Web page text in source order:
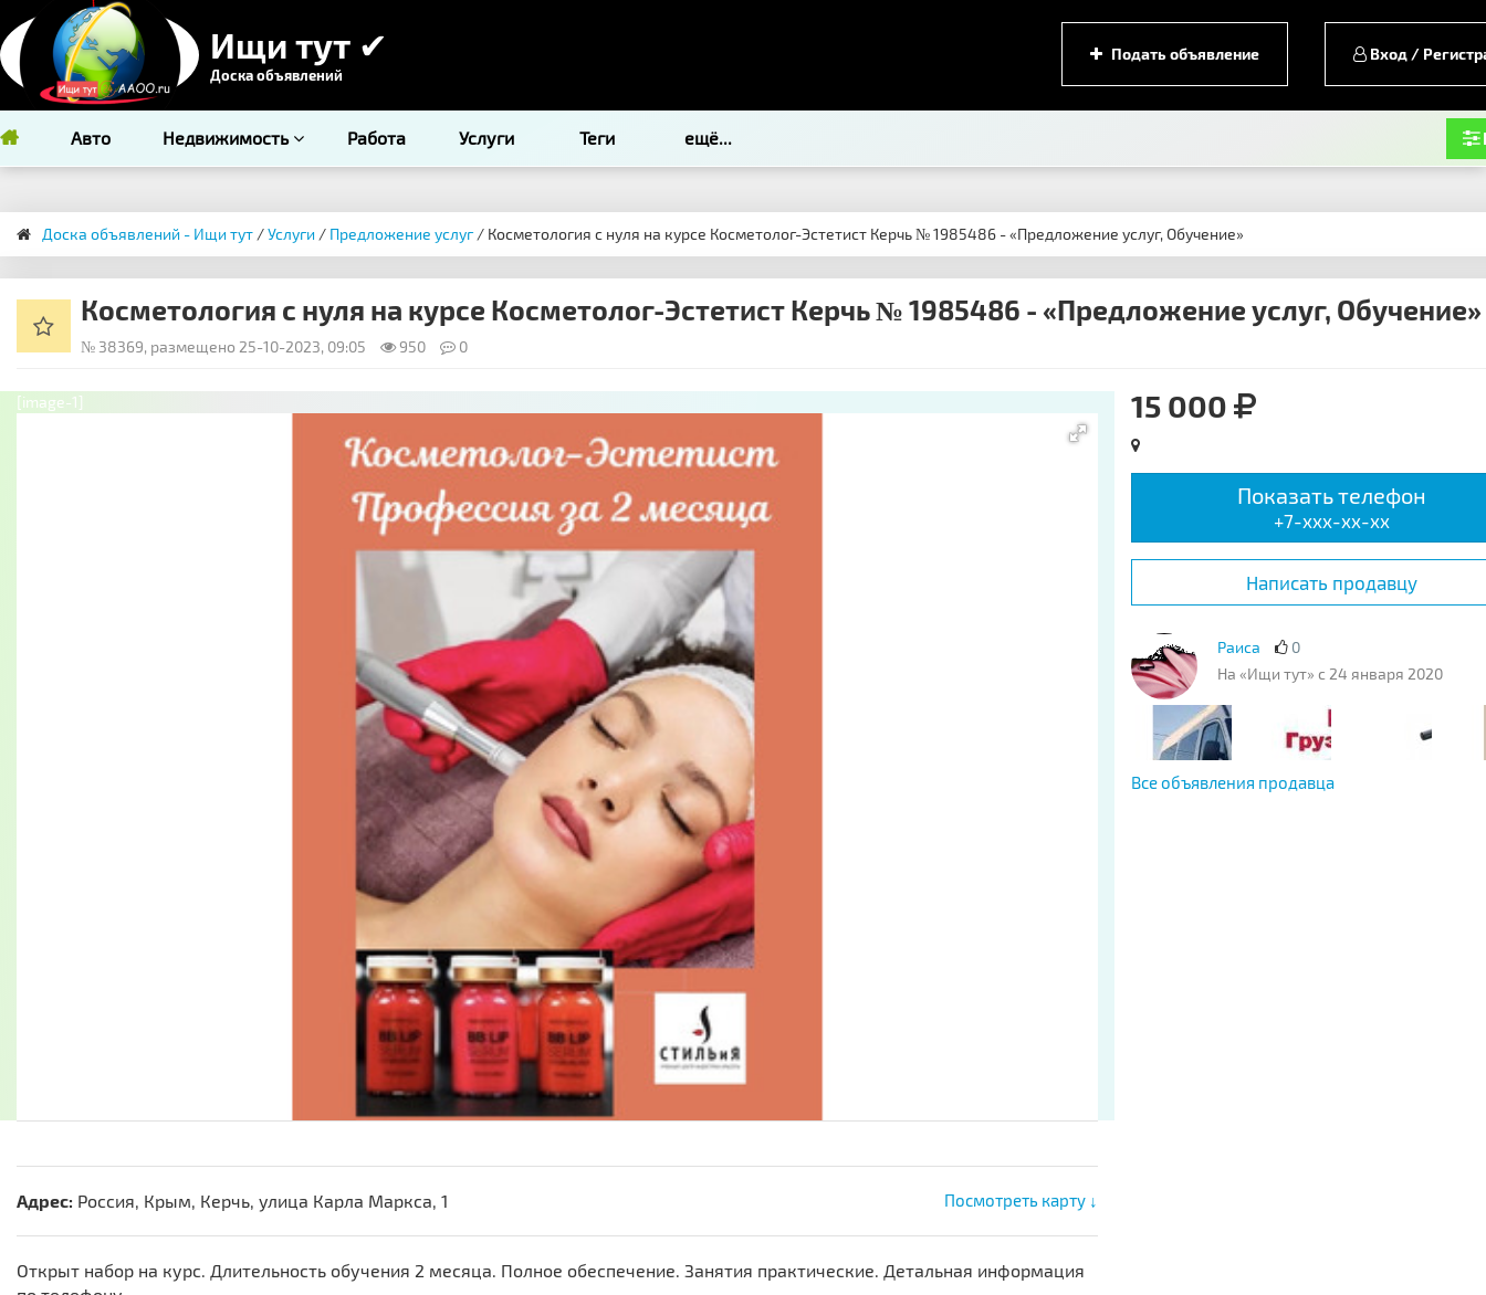
Ищи тут ✔
Доска объявлений
Подать объявление Вход /
Авто Недвижимость Работа Услуги Теги ещё...
Доска объявлений - Ищи тут /Услуги / Предложение услуг/ Косметология с нуля на курсе Косметолог-Эстетист Керчь № 1985486 - «Предложение услуг, Обучение»
Косметология с нуля на курсе Косметолог-Эстетист Керчь № 1985486 - «Предложение услуг, Обучение»
№ 38369, размещено 25-10-2023, 09:05 950 0
[image-1] 15 000
Показать телефон
+7-xxx-xx-xx
Написать продавцу
Раиса
0
На «Ищи тут» с 24 января 2020
Все объявления продавца
Адрес: Россия, Крым, Керчь, улица Карла Маркса, 1 Посмотреть карту ↓
Открыт набор на курс. Длительность обучения 2 месяца. Полное обеспечение. Занятия практические. Детальная информация